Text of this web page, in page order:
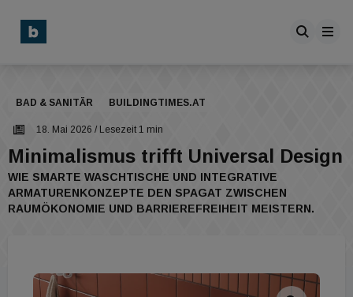
BAD & SANITÄR BUILDINGTIMES.AT
18. Mai 2026 / Lesezeit 1 min
Minimalismus trifft Universal Design
WIE SMARTE WASCHTISCHE UND INTEGRATIVE
ARMATURENKONZEPTE DEN SPAGAT ZWISCHEN
RAUMÖKONOMIE UND BARRIEREFREIHEIT MEISTERN.